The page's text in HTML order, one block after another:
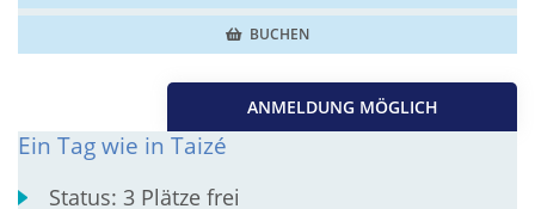
BUCHEN
ANMELDUNG MÖGLICH
Ein Tag wie in Taizé
Status:3 Plätze frei